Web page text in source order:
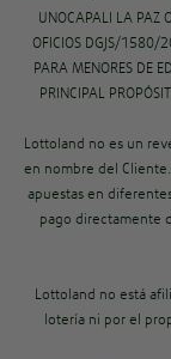
UNOCAPALI LA PAZ
OFICIOS DGJS/1580/
PARA MENORES DE
PRINCIPAL
Lottoland no es un
en nombre del
apuestas en
pago directamente
Lottoland no está
lotería ni por el